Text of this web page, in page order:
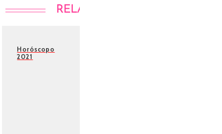
Horóscopo
2021